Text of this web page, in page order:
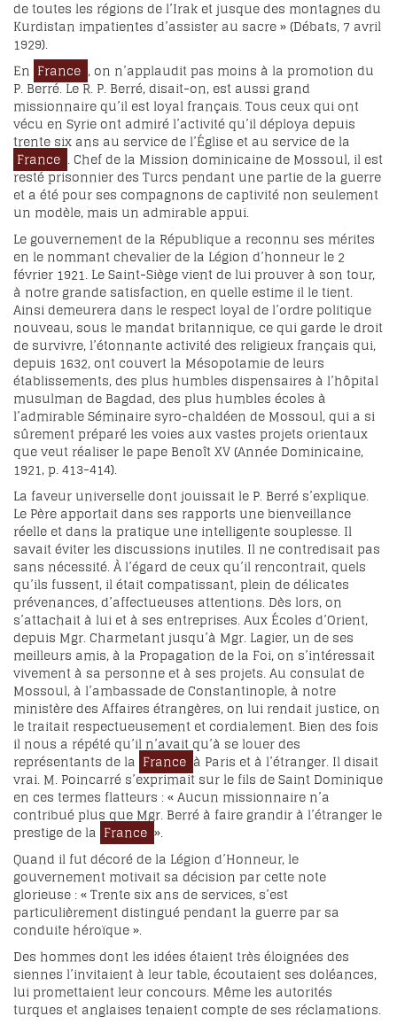
de toutes les régions de l’Irak et jusque des montagnes du
Kurdistan impatientes d’assister au sacre » (Débats, 7 avril
1929).
En France , on n’applaudit pas moins à la promotion du
P. Berré. Le R. P. Berré, disait-on, est aussi grand
missionnaire qu’il est loyal français. Tous ceux qui ont
vécu en Syrie ont admiré l’activité qu’il déploya depuis
trente six ans au service de l’Église et au service de la
France . Chef de la Mission dominicaine de Mossoul, il est
resté prisonnier des Turcs pendant une partie de la guerre
et a été pour ses compagnons de captivité non seulement
un modèle, mais un admirable appui.
Le gouvernement de la République a reconnu ses mérites
en le nommant chevalier de la Légion d’honneur le 2
février 1921. Le Saint-Siège vient de lui prouver à son tour,
à notre grande satisfaction, en quelle estime il le tient.
Ainsi demeurera dans le respect loyal de l’ordre politique
nouveau, sous le mandat britannique, ce qui garde le droit
de survivre, l’étonnante activité des religieux français qui,
depuis 1632, ont couvert la Mésopotamie de leurs
établissements, des plus humbles dispensaires à l’hôpital
musulman de Bagdad, des plus humbles écoles à
l’admirable Séminaire syro-chaldéen de Mossoul, qui a si
sûrement préparé les voies aux vastes projets orientaux
que veut réaliser le pape Benoît XV (Année Dominicaine,
1921, p. 413-414).
La faveur universelle dont jouissait le P. Berré s’explique.
Le Père apportait dans ses rapports une bienveillance
réelle et dans la pratique une intelligente souplesse. Il
savait éviter les discussions inutiles. Il ne contredisait pas
sans nécessité. À l’égard de ceux qu’il rencontrait, quels
qu’ils fussent, il était compatissant, plein de délicates
prévenances, d’affectueuses attentions. Dès lors, on
s’attachait à lui et à ses entreprises. Aux Écoles d’Orient,
depuis Mgr. Charmetant jusqu’à Mgr. Lagier, un de ses
meilleurs amis, à la Propagation de la Foi, on s’intéressait
vivement à sa personne et à ses projets. Au consulat de
Mossoul, à l’ambassade de Constantinople, à notre
ministère des Affaires étrangères, on lui rendait justice, on
le traitait respectueusement et cordialement. Bien des fois
il nous a répété qu’il n’avait qu’à se louer des
représentants de la France à Paris et à l’étranger. Il disait
vrai. M. Poincarré s’exprimait sur le fils de Saint Dominique
en ces termes flatteurs : « Aucun missionnaire n’a
contribué plus que Mgr. Berré à faire grandir à l’étranger le
prestige de la France ».
Quand il fut décoré de la Légion d’Honneur, le
gouvernement motivait sa décision par cette note
glorieuse : « Trente six ans de services, s’est
particulièrement distingué pendant la guerre par sa
conduite héroïque ».
Des hommes dont les idées étaient très éloignées des
siennes l’invitaient à leur table, écoutaient ses doléances,
lui promettaient leur concours. Même les autorités
turques et anglaises tenaient compte de ses réclamations.